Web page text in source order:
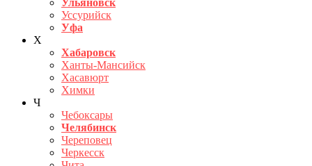
Ульяновск
Уссурийск
Уфа
Х
Хабаровск
Ханты-Мансийск
Хасавюрт
Химки
Ч
Чебоксары
Челябинск
Череповец
Черкесск